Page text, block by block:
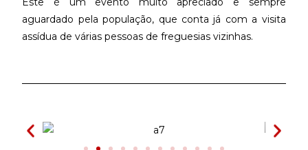
aguardado pela população, que conta já com a visita
assídua de várias pessoas de freguesias vizinhas.